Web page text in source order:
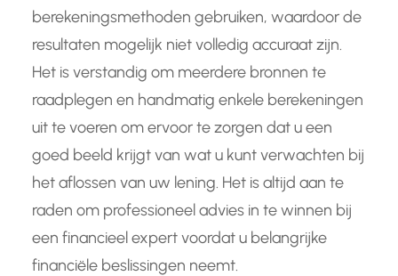
berekeningsmethoden gebruiken, waardoor de
resultaten mogelijk niet volledig accuraat zijn.
Het is verstandig om meerdere bronnen te
raadplegen en handmatig enkele berekeningen
uit te voeren om ervoor te zorgen dat u een
goed beeld krijgt van wat u kunt verwachten bij
het aflossen van uw lening. Het is altijd aan te
raden om professioneel advies in te winnen bij
een financieel expert voordat u belangrijke
financiële beslissingen neemt.